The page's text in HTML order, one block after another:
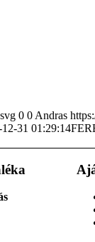
0 0 Andras
12-31 01:29:14